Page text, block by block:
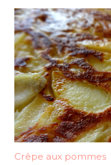
Crêpe aux pommes